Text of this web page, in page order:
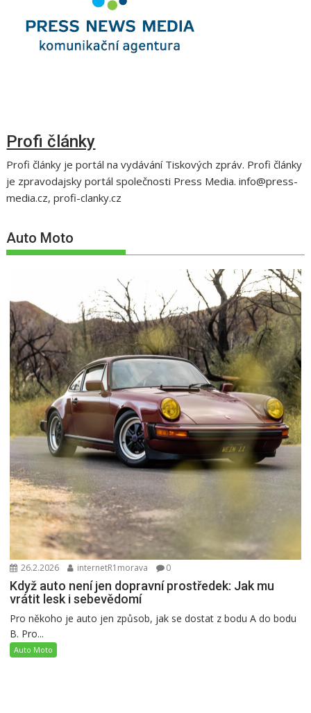
Profi články
Profi články je portál na vydávání Tiskových zpráv. Profi články
je zpravodajsky portál společnosti Press Media. info@press-
media.cz, profi-clanky.cz
Auto Moto
26.2.2026 internetR1morava 0
Když auto není jen dopravní prostředek: Jak mu
vrátit lesk i sebevědomí
Pro někoho je auto jen způsob, jak se dostat z bodu A do bodu
B. Pro...
Auto Moto